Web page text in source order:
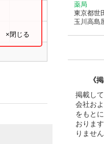
×閉じる
薬局
東京都世
玉川高島
《
掲載し
会社お
をもと
おりま
りません